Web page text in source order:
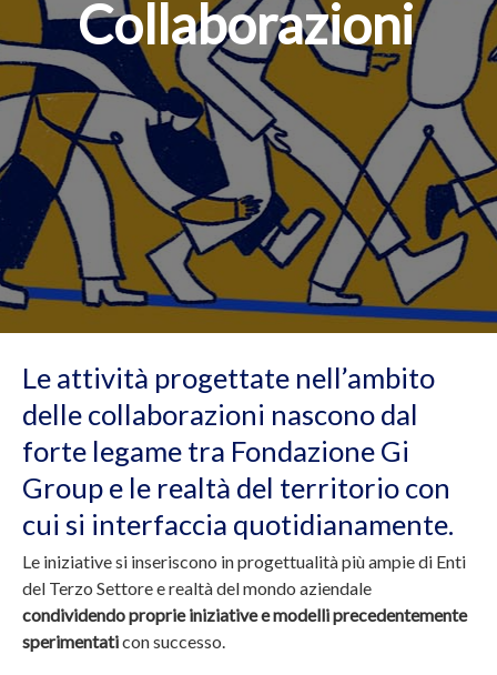
b
u
n
Collaborazioni
Le attività progettate nell’ambito
delle collaborazioni nascono dal
forte legame tra Fondazione Gi
Group e le realtà del territorio con
cui si interfaccia quotidianamente.
Le iniziative si inseriscono in progettualità più ampie di Enti
del Terzo Settore e realtà del mondo aziendale
condividendo proprie iniziative e modelli precedentemente
sperimentaticon successo.